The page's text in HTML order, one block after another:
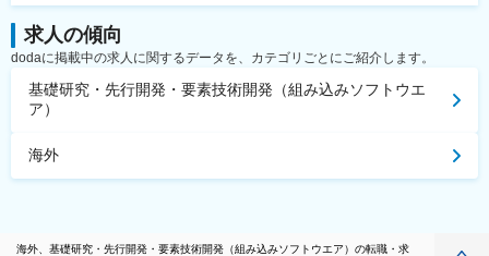
求人の傾向
dodaに掲載中の求人に関するデータを、カテゴリごとにご紹介します。
基礎研究・先行開発・要素技術開発（組み込みソフトウエ
ア）
海外
海外、基礎研究・先行開発・要素技術開発（組み込みソフトウエア）の転職・求